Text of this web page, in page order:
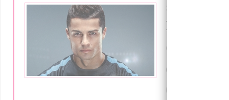
30 Iunie 2017
фото